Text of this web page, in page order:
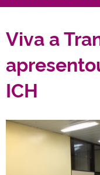
PORTARIAS
Viva a
ICH